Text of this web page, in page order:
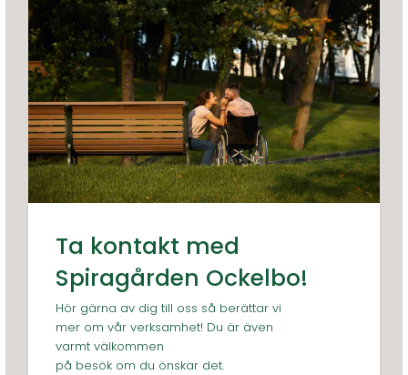
Ta kontakt med
Spiragården Ockelbo!
Hör gärna av dig till oss så berättar vi
mer om vår verksamhet! Du är även
varmt välkommen
på besök om du önskar det.